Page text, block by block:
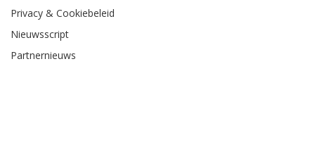
Privacy & Cookiebeleid
Nieuwsscript
Partnernieuws